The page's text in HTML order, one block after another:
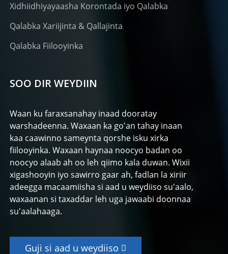
Xidhiidhiyayaasha Korontada iyo Qalabka
Qalabka Xariijinta & Qallajinta
Qalabka Fiilooyinka
SOO DIR WEYDIIN
Waan ku faraxsanahay inaad dooratay
warshadeenna. Waxaan ka go'an tahay inaan
kaa caawinno sameynta qorshe isku xirka
fiilooyinka. Waxaan haynaa noocyo badan oo
noocyo alaab ah oo leh qiimo kala duwan. Wixii
xigashooyin iyo sawirro gaar ah, fadlan la xiriir
adeegga macaamiisha si aad u weydiiso su'aalo,
waxaanan si taxaddar leh uga jawaabi doonnaa
su'aalahaaga.
Guji si aad u weydiiso